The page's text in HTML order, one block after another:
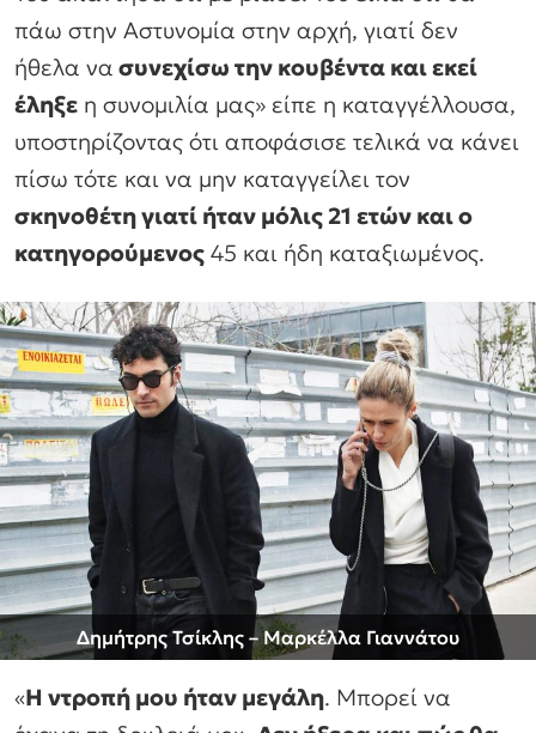
πάω στην Αστυνομία στην αρχή, γιατί δεν
ήθελα να συνεχίσω την κουβέντα και εκεί
έληξε η συνομιλία μας» είπε η καταγγέλλουσα,
υποστηρίζοντας ότι αποφάσισε τελικά να κάνει
πίσω τότε και να μην καταγγείλει τον
σκηνοθέτη γιατί ήταν μόλις 21 ετών και ο
κατηγορούμενος 45 και ήδη καταξιωμένος.
Δημήτρης Τσίκλης – Μαρκέλλα Γιαννάτου
«Η ντροπή μου ήταν μεγάλη. Μπορεί να